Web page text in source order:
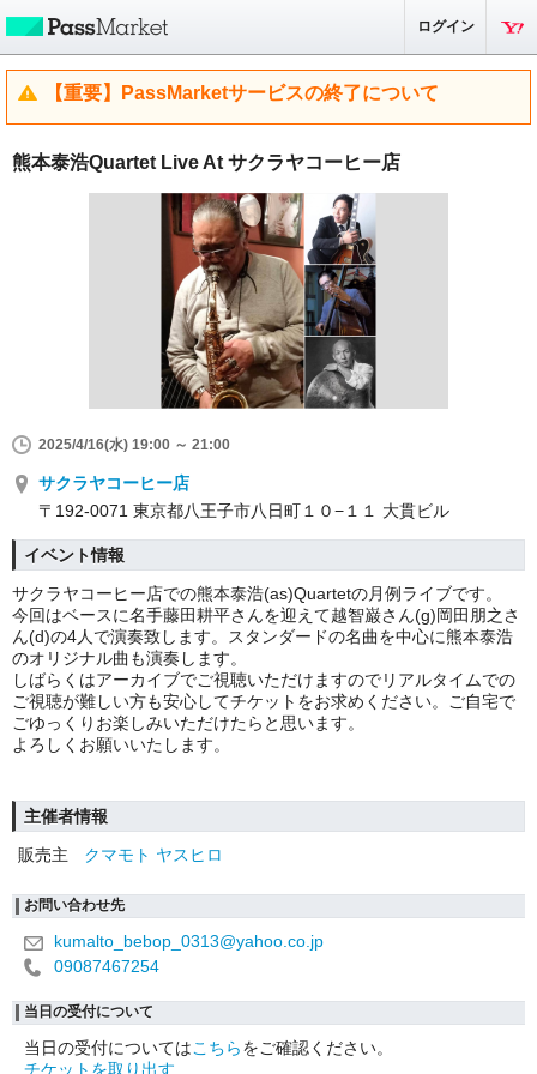
ログイン
【重要】PassMarketサービスの終了について
熊本泰浩Quartet Live At サクラヤコーヒー店
2025/4/16(水) 19:00 ～ 21:00
サクラヤコーヒー店
〒192-0071 東京都八王子市八日町１０−１１ 大貫ビル
イベント情報
サクラヤコーヒー店での熊本泰浩(as)Quartetの月例ライブです。
今回はベースに名手藤田耕平さんを迎えて越智巌さん(g)岡田朋之さ
ん(d)の4人で演奏致します。スタンダードの名曲を中心に熊本泰浩
のオリジナル曲も演奏します。
しばらくはアーカイブでご視聴いただけますのでリアルタイムでの
ご視聴が難しい方も安心してチケットをお求めください。ご自宅で
ごゆっくりお楽しみいただけたらと思います。
よろしくお願いいたします。
主催者情報
販売主
クマモト ヤスヒロ
お問い合わせ先
kumalto_bebop_0313@yahoo.co.jp
09087467254
当日の受付について
当日の受付についてはこちらをご確認ください。
チケットを取り出す